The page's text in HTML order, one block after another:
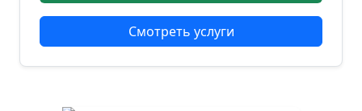
Смотреть услуги